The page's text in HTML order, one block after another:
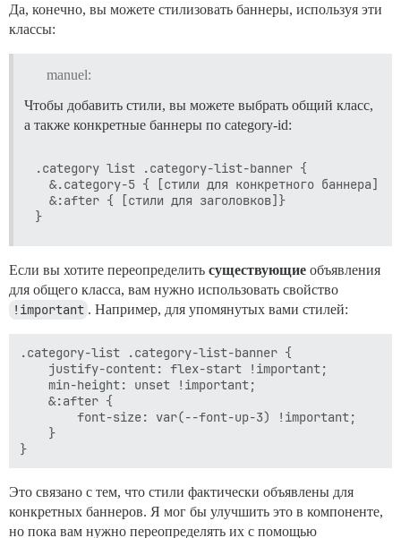
Да, конечно, вы можете стилизовать баннеры, используя эти
классы:
manuel:
Чтобы добавить стили, вы можете выбрать общий класс,
а также конкретные баннеры по category-id:
.category list .category-list-banner {
  &.category-5 { [стили для конкретного баннера] }
  &:after { [стили для заголовков]}
Если вы хотите переопределить существующие объявления
для общего класса, вам нужно использовать свойство
!important . Например, для упомянутых вами стилей:
.category-list .category-list-banner {
    justify-content: flex-start !important;
    min-height: unset !important;
    &:after {
        font-size: var(--font-up-3) !important;
    }
Это связано с тем, что стили фактически объявлены для
конкретных баннеров. Я мог бы улучшить это в компоненте,
но пока вам нужно переопределять их с помощью